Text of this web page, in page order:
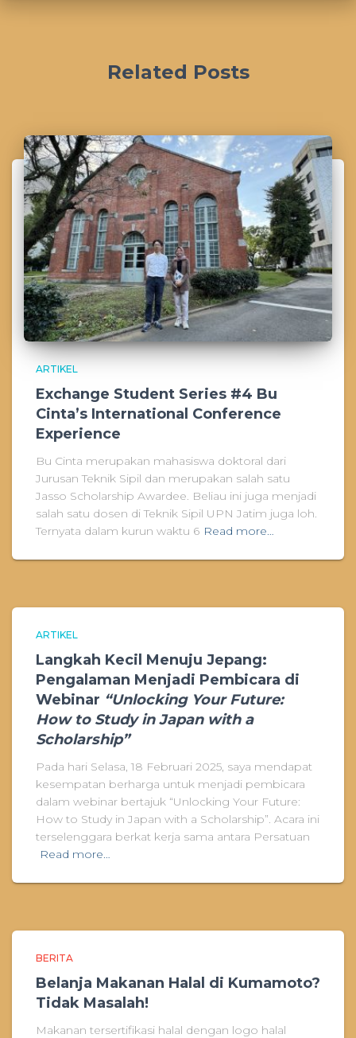
Related Posts
ARTIKEL
Exchange Student Series #4 Bu
Cinta’s International Conference
Experience
Bu Cinta merupakan mahasiswa doktoral dari
Jurusan Teknik Sipil dan merupakan salah satu
Jasso Scholarship Awardee. Beliau ini juga menjadi
salah satu dosen di Teknik Sipil UPN Jatim juga loh.
Ternyata dalam kurun waktu 6 Read more…
ARTIKEL
Langkah Kecil Menuju Jepang:
Pengalaman Menjadi Pembicara di
Webinar “Unlocking Your Future:
How to Study in Japan with a
Scholarship”
Pada hari Selasa, 18 Februari 2025, saya mendapat
kesempatan berharga untuk menjadi pembicara
dalam webinar bertajuk “Unlocking Your Future:
How to Study in Japan with a Scholarship”. Acara ini
terselenggara berkat kerja sama antara Persatuan
Read more…
BERITA
Belanja Makanan Halal di Kumamoto?
Tidak Masalah!
Makanan tersertifikasi halal dengan logo halal